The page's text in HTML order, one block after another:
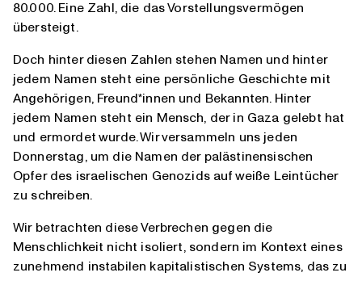
80.000. Eine Zahl, die das Vorstellungsvermögen
übersteigt.
Doch hinter diesen Zahlen stehen Namen und hinter
jedem Namen steht eine persönliche Geschichte mit
Angehörigen, Freund*innen und Bekannten. Hinter
jedem Namen steht ein Mensch, der in Gaza gelebt hat
und ermordet wurde. Wir versammeln uns jeden
Donnerstag, um die Namen der palästinensischen
Opfer des israelischen Genozids auf weiße Leintücher
zu schreiben.
Wir betrachten diese Verbrechen gegen die
Menschlichkeit nicht isoliert, sondern im Kontext eines
zunehmend instabilen kapitalistischen Systems, das zu